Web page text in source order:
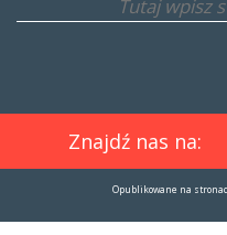
Znajdź nas na:
Opublikowane na